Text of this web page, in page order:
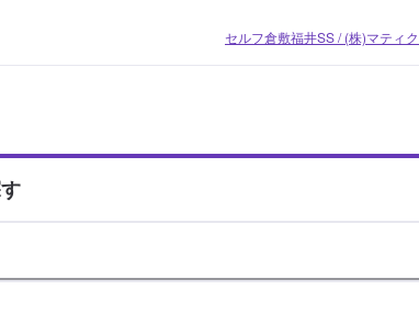
セルフ倉敷福井SS / (株)マティ